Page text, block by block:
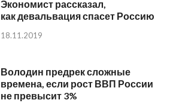
Экономист рассказал,
как девальвация спасет Россию
18.11.2019
Володин предрек сложные
времена, если рост ВВП России
не превысит 3%